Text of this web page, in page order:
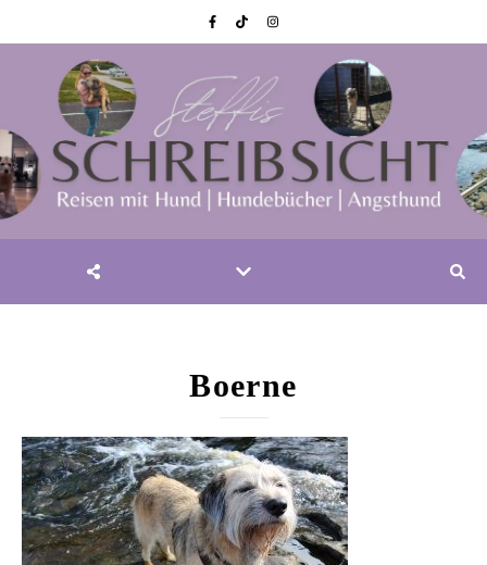
Boerne